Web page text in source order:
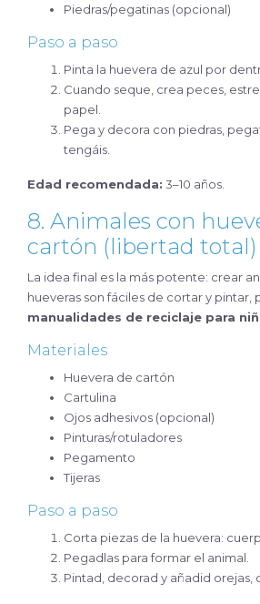
Piedras/pegatinas (opcional)
Paso a paso
Pinta la huevera de azul por
Cuando seque, crea peces,
papel.
Pega y decora con piedras,
tengáis.
Edad recomendada: 3–10 años.
8. Animales con
cartón (libertad total)
La idea final es la más potente: crear
hueveras son fáciles de cortar y pintar,
manualidades de reciclaje para
Materiales
Huevera de cartón
Cartulina
Ojos adhesivos (opcional)
Pinturas/rotuladores
Pegamento
Tijeras
Paso a paso
Corta piezas de la huevera:
Pegadlas para formar el animal.
Pintad, decorad y añadid orejas,